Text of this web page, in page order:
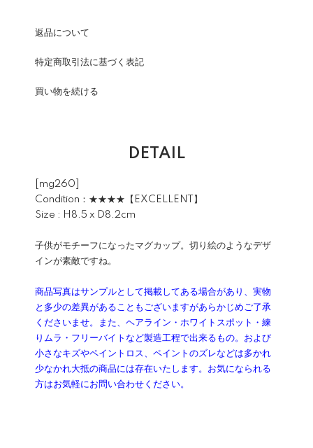
返品について
特定商取引法に基づく表記
買い物を続ける
DETAIL
[mg260]
Condition：★★★★【EXCELLENT】
Size : H8.5 x D8.2cm
子供がモチーフになったマグカップ。切り絵のようなデザ
インが素敵ですね。
商品写真はサンプルとして掲載してある場合があり、実物
と多少の差異があることもございますがあらかじめご了承
くださいませ。また、ヘアライン・ホワイトスポット・練
りムラ・フリーバイトなど製造工程で出来るもの。および
小さなキズやペイントロス、ペイントのズレなどは多かれ
少なかれ大抵の商品には存在いたします。お気になられる
方はお気軽にお問い合わせください。